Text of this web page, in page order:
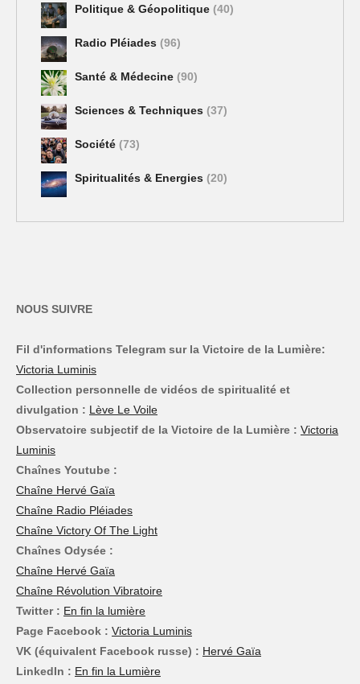
Politique & Géopolitique (40)
Radio Pléiades (96)
Santé & Médecine (90)
Sciences & Techniques (37)
Société (73)
Spiritualités & Energies (20)
NOUS SUIVRE
Fil d'informations Telegram sur la Victoire de la Lumière:
Victoria Luminis
Collection personnelle de vidéos de spiritualité et
divulgation : Lève Le Voile
Observatoire subjectif de la Victoire de la Lumière : Victoria
Luminis
Chaînes Youtube :
Chaîne Hervé Gaïa
Chaîne Radio Pléiades
Chaîne Victory Of The Light
Chaînes Odysée :
Chaîne Hervé Gaïa
Chaîne Révolution Vibratoire
Twitter : En fin la lumière
Page Facebook : Victoria Luminis
VK (équivalent Facebook russe) : Hervé Gaïa
LinkedIn : En fin la Lumière